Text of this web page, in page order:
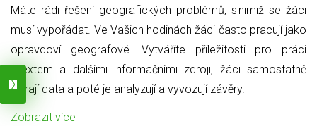
Máte rádi řešení geografických problémů, s nimiž se žáci
musí vypořádat. Ve Vašich hodinách žáci často pracují jako
opravdoví geografové. Vytváříte příležitosti pro práci
s textem a dalšími informačními zdroji, žáci samostatně
sbírají data a poté je analyzují a vyvozují závěry.
Zobrazit více